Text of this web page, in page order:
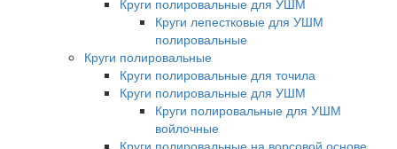
Круги полировальные для УШМ
Круги лепестковые для УШМ
полировальные
Круги полировальные
Круги полировальные для точила
Круги полировальные для УШМ
Круги полировальные для УШМ
войлочные
Круги полировальные на ворсовой основе